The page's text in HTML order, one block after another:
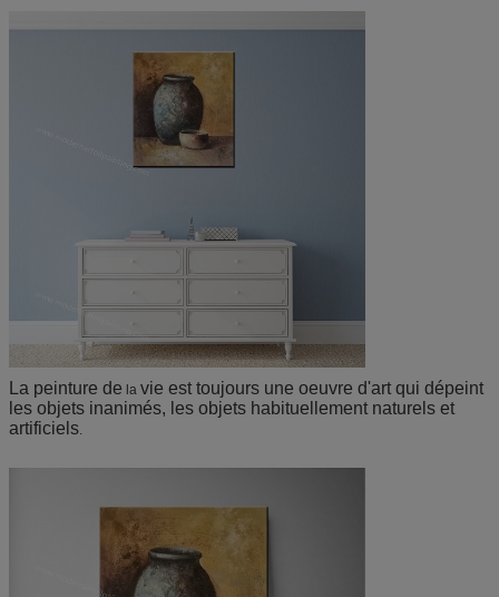
La peinture de la vie est toujours une oeuvre d'art qui dépeint
les objets inanimés, les objets habituellement naturels et
artificiels.